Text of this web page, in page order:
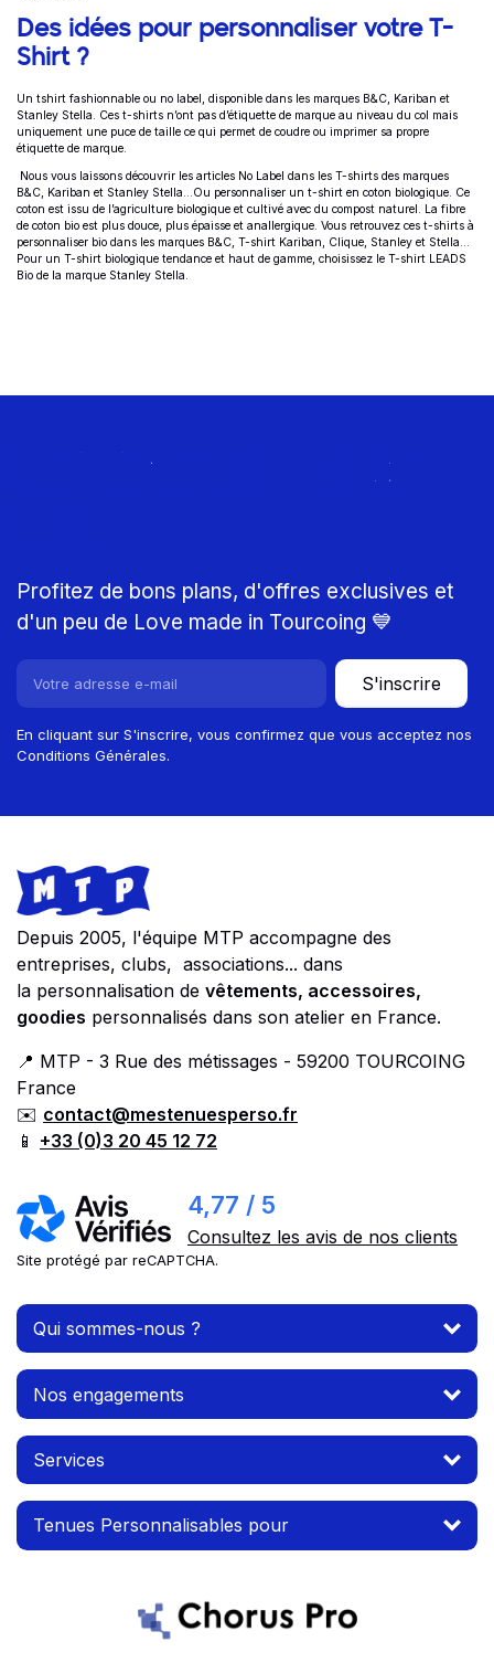
Des idées pour personnaliser votre T-
Shirt ?
Un tshirt fashionnable ou no label, disponible dans les marques B&C, Kariban et
Stanley Stella. Ces t-shirts n’ont pas d’étiquette de marque au niveau du col mais
uniquement une puce de taille ce qui permet de coudre ou imprimer sa propre
étiquette de marque.
Nous vous laissons découvrir les articles No Label dans les T-shirts des marques
B&C, Kariban et Stanley Stella…Ou personnaliser un t-shirt en coton biologique. Ce
coton est issu de l’agriculture biologique et cultivé avec du compost naturel. La fibre
de coton bio est plus douce, plus épaisse et anallergique. Vous retrouvez ces t-shirts à
personnaliser bio dans les marques B&C, T-shirt Kariban, Clique, Stanley et Stella…
Pour un T-shirt biologique tendance et haut de gamme, choisissez le T-shirt LEADS
Bio de la marque Stanley Stella.
Rejoignez le Club
Profitez de bons plans, d'offres exclusives et
d'un peu de Love made in Tourcoing 💙
S'inscrire
En cliquant sur S'inscrire, vous confirmez que vous acceptez nos
Conditions Générales.
Footer
Store information
Depuis 2005, l'équipe MTP accompagne des
entreprises, clubs, associations... dans
la personnalisation de vêtements, accessoires,
goodies personnalisés dans son atelier en France.
📍 MTP - 3 Rue des métissages - 59200 TOURCOING
France
✉️ contact@mestenuesperso.fr
📱 +33 (0)3 20 45 12 72
4,77 / 5
Consultez les avis de nos clients
Site protégé par reCAPTCHA.
Qui sommes-nous ?
Nos engagements
Services
Tenues Personnalisables pour